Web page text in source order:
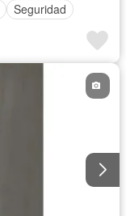
Seguridad